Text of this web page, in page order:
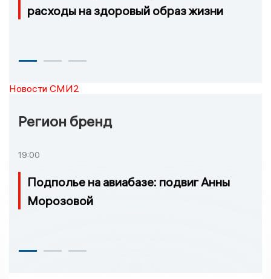
расходы на здоровый образ жизни
Новости СМИ2
Регион бренд
19:00
Подполье на авиабазе: подвиг Анны
Морозовой